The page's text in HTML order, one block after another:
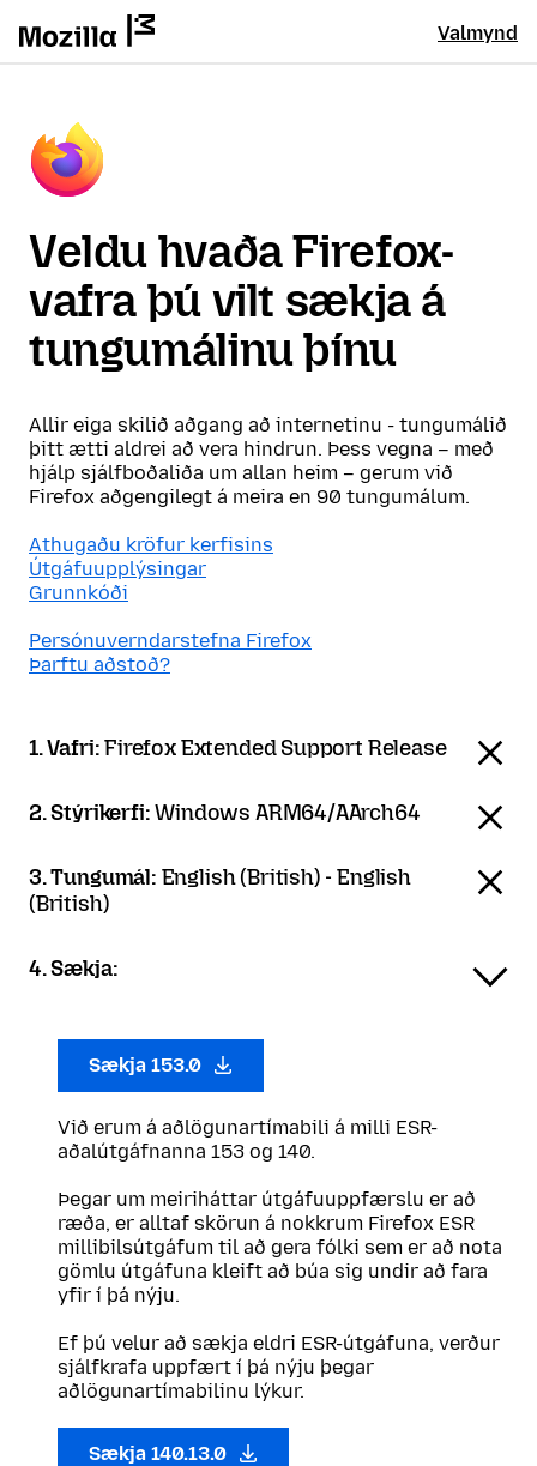
Valmynd
Veldu hvaða Firefox-
vafra þú vilt sækja á
tungumálinu þínu
Allir eiga skilið aðgang að internetinu - tungumálið
þitt ætti aldrei að vera hindrun. Þess vegna – með
hjálp sjálfboðaliða um allan heim – gerum við
Firefox aðgengilegt á meira en 90 tungumálum.
Athugaðu kröfur kerfisins
Útgáfuupplýsingar
Grunnkóði
Persónuverndarstefna Firefox
Þarftu aðstoð?
1. Vafri:Firefox Extended Support Release
2. Stýrikerfi:Windows ARM64/AArch64
3. Tungumál: English (British) - English
(British)
4. Sækja:
Sækja 153.0
Við erum á aðlögunartímabili á milli ESR-
aðalútgáfnanna 153 og 140.
Þegar um meiriháttar útgáfuuppfærslu er að
ræða, er alltaf skörun á nokkrum Firefox ESR
millibilsútgáfum til að gera fólki sem er að nota
gömlu útgáfuna kleift að búa sig undir að fara
yfir í þá nýju.
Ef þú velur að sækja eldri ESR-útgáfuna, verður
sjálfkrafa uppfært í þá nýju þegar
aðlögunartímabilinu lýkur.
Sækja 140.13.0